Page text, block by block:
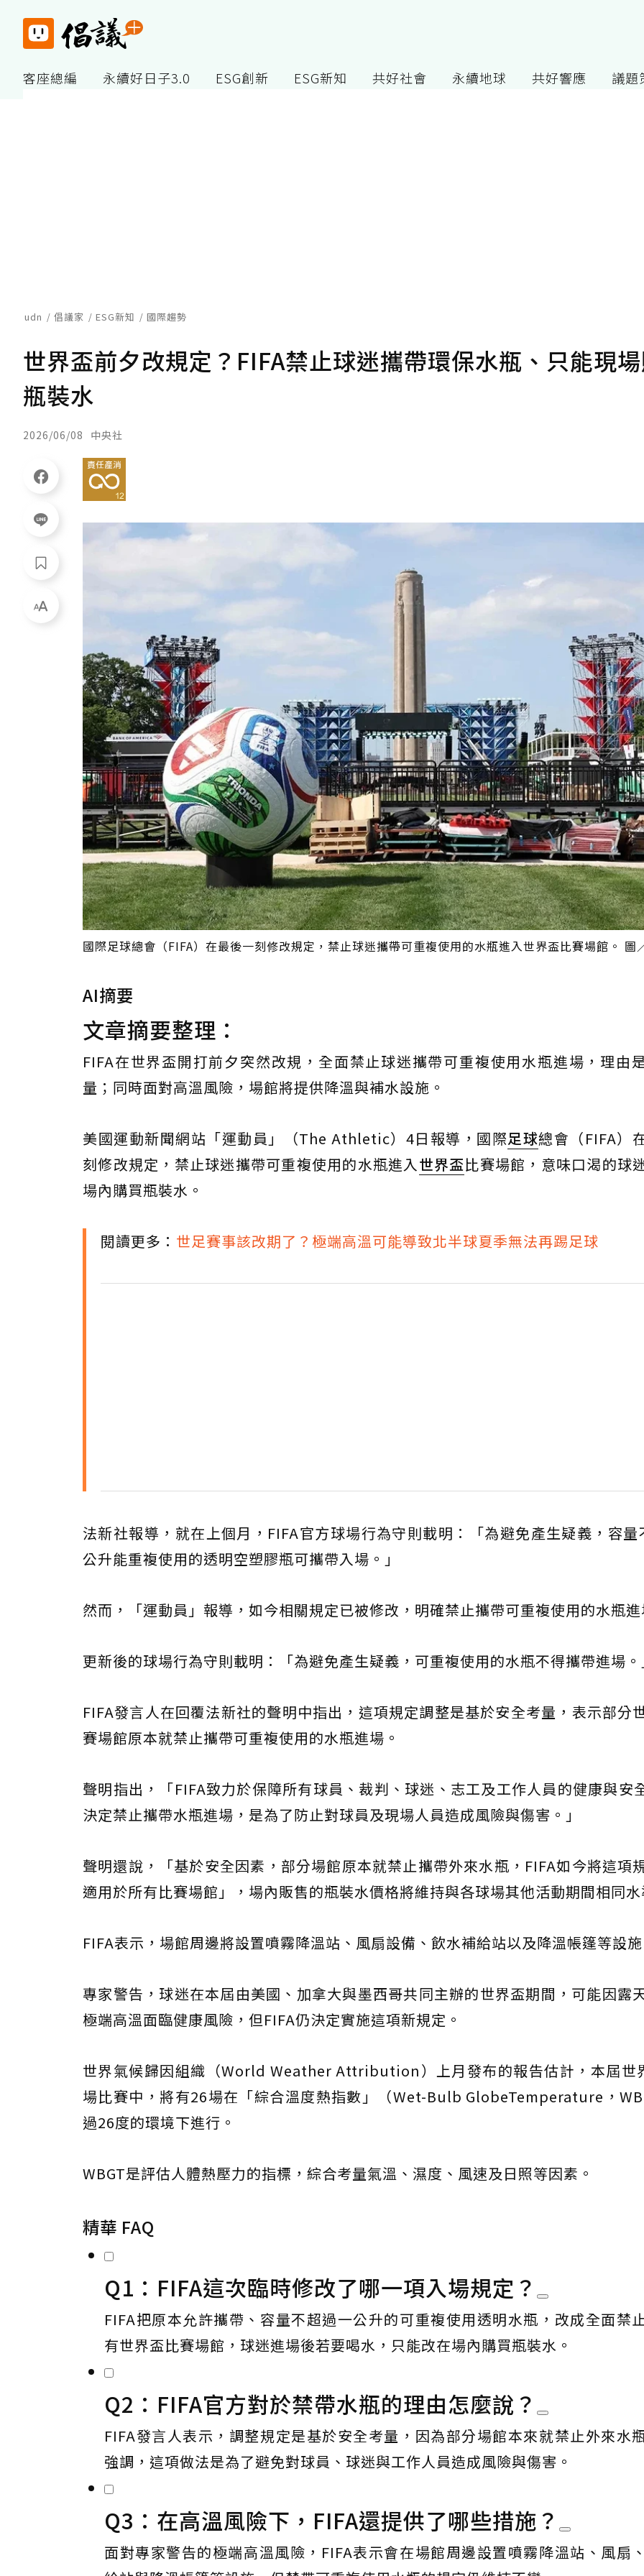
客座總編 永續好日子3.0 ESG創新 ESG新知 共好社會 永續地球 共好響應 議題
udn 倡議家 ESG新知 國際趨勢
世界盃前夕改規定？FIFA禁止球迷攜帶環保水瓶、只能現
瓶裝水
2026/06/08 中央社
國際足球總會（FIFA）在最後一刻修改規定，禁止球迷攜帶可重複使用的水瓶進入世界盃比賽場館。 圖
AI摘要
文章摘要整理：
FIFA在世界盃開打前夕突然改規，全面禁止球迷攜帶可重複使用水瓶進場，理由
量；同時面對高溫風險，場館將提供降溫與補水設施。
美國運動新聞網站「運動員」（The Athletic）4日報導，國際足球總會（FIFA）
刻修改規定，禁止球迷攜帶可重複使用的水瓶進入 世界盃比賽場館，意味口渴的球
場內購買瓶裝水。
閱讀更多： 世足賽事該改期了？極端高溫可能導致北半球夏季無法再踢足球
法新社報導，就在上個月，FIFA官方球場行為守則載明：「為避免產生疑義，容量
公升能重複使用的透明空塑膠瓶可攜帶入場。」
然而，「運動員」報導，如今相關規定已被修改，明確禁止攜帶可重複使用的水瓶
更新後的球場行為守則載明：「為避免產生疑義，可重複使用的水瓶不得攜帶進場
FIFA發言人在回覆法新社的聲明中指出，這項規定調整是基於安全考量，表示部分
賽場館原本就禁止攜帶可重複使用的水瓶進場。
聲明指出，「FIFA致力於保障所有球員、裁判、球迷、志工及工作人員的健康與安
決定禁止攜帶水瓶進場，是為了防止對球員及現場人員造成風險與傷害。」
聲明還說，「基於安全因素，部分場館原本就禁止攜帶外來水瓶，FIFA如今將這項
適用於所有比賽場館」，場內販售的瓶裝水價格將維持與各球場其他活動期間相同
FIFA表示，場館周邊將設置噴霧降溫站、風扇設備、飲水補給站以及降溫帳篷等設
專家警告，球迷在本屆由美國、加拿大與墨西哥共同主辦的世界盃期間，可能因露
極端高溫面臨健康風險，但FIFA仍決定實施這項新規定。
世界氣候歸因組織（World Weather Attribution）上月發布的報告估計，本屆世
場比賽中，將有26場在「綜合溫度熱指數」（Wet-Bulb GlobeTemperature，
過26度的環境下進行。
WBGT是評估人體熱壓力的指標，綜合考量氣溫、濕度、風速及日照等因素。
精華 FAQ
Q1：FIFA這次臨時修改了哪一項入場規定？
FIFA把原本允許攜帶、容量不超過一公升的可重複使用透明水瓶，改成全面禁
有世界盃比賽場館，球迷進場後若要喝水，只能改在場內購買瓶裝水。
Q2：FIFA官方對於禁帶水瓶的理由怎麼說？
FIFA發言人表示，調整規定是基於安全考量，因為部分場館本來就禁止外來水
強調，這項做法是為了避免對球員、球迷與工作人員造成風險與傷害。
Q3：在高溫風險下，FIFA還提供了哪些措施？
面對專家警告的極端高溫風險，FIFA表示會在場館周邊設置噴霧降溫站、風扇